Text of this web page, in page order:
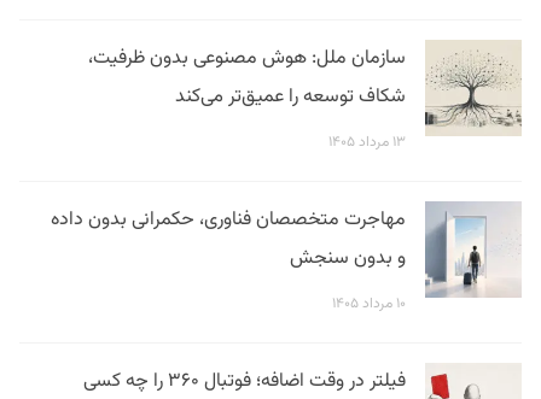
سازمان ملل: هوش مصنوعی بدون ظرفیت،
شکاف توسعه را عمیق‌تر می‌کند
۱۳ مرداد ۱۴۰۵
مهاجرت متخصصان فناوری، حکمرانی بدون داده
و بدون سنجش
۱۰ مرداد ۱۴۰۵
فیلتر در وقت اضافه؛ فوتبال ۳۶۰ را چه کسی